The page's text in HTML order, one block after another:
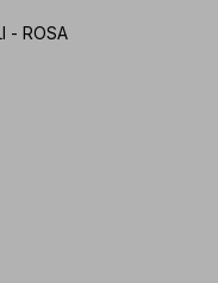
- ROSA